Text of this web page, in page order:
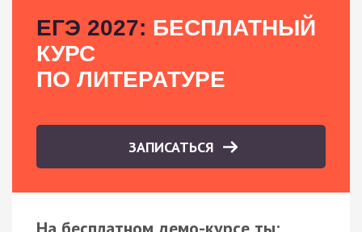
ЕГЭ 2027: БЕСПЛАТНЫЙ
КУРС
ПО ЛИТЕРАТУРЕ
ЗАПИСАТЬСЯ